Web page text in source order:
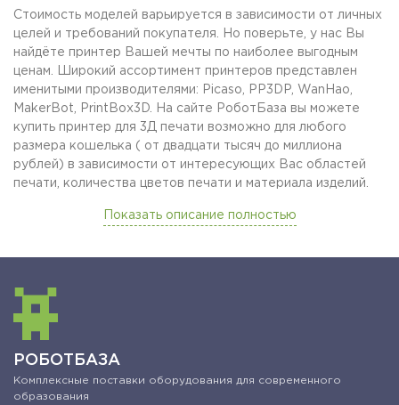
Стоимость моделей варьируется в зависимости от личных
целей и требований покупателя. Но поверьте, у нас Вы
найдёте принтер Вашей мечты по наиболее выгодным
ценам. Широкий ассортимент принтеров представлен
именитыми производителями: Picaso, PP3DP, WanHao,
MakerBot, PrintBox3D. На сайте РоботБаза вы можете
купить принтер для 3Д печати возможно для любого
размера кошелька ( от двадцати тысяч до миллиона
рублей) в зависимости от интересующих Вас областей
печати, количества цветов печати и материала изделий.
Показать описание полностью
РОБОТБАЗА
Комплексные поставки оборудования для современного
образования